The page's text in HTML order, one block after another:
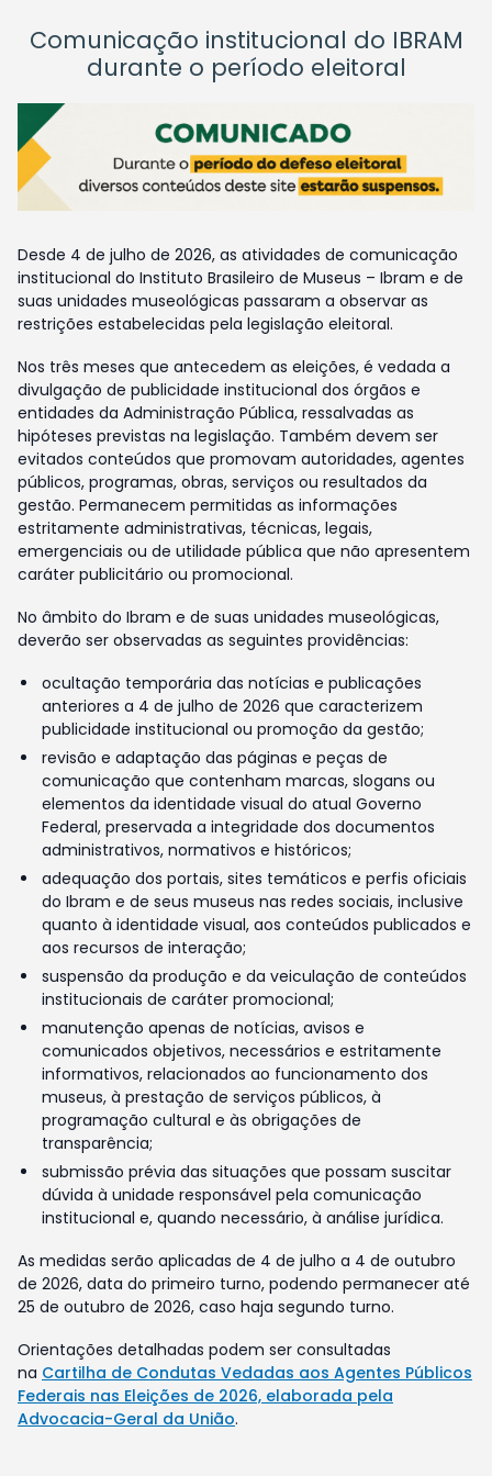
Comunicação institucional do IBRAM
durante o período eleitoral
Desde 4 de julho de 2026, as atividades de comunicação
institucional do Instituto Brasileiro de Museus – Ibram e de
suas unidades museológicas passaram a observar as
restrições estabelecidas pela legislação eleitoral.
Nos três meses que antecedem as eleições, é vedada a
divulgação de publicidade institucional dos órgãos e
entidades da Administração Pública, ressalvadas as
hipóteses previstas na legislação. Também devem ser
evitados conteúdos que promovam autoridades, agentes
públicos, programas, obras, serviços ou resultados da
gestão. Permanecem permitidas as informações
estritamente administrativas, técnicas, legais,
emergenciais ou de utilidade pública que não apresentem
caráter publicitário ou promocional.
No âmbito do Ibram e de suas unidades museológicas,
deverão ser observadas as seguintes providências:
ocultação temporária das notícias e publicações
anteriores a 4 de julho de 2026 que caracterizem
publicidade institucional ou promoção da gestão;
revisão e adaptação das páginas e peças de
comunicação que contenham marcas, slogans ou
elementos da identidade visual do atual Governo
Federal, preservada a integridade dos documentos
administrativos, normativos e históricos;
adequação dos portais, sites temáticos e perfis oficiais
do Ibram e de seus museus nas redes sociais, inclusive
quanto à identidade visual, aos conteúdos publicados e
aos recursos de interação;
suspensão da produção e da veiculação de conteúdos
institucionais de caráter promocional;
manutenção apenas de notícias, avisos e
comunicados objetivos, necessários e estritamente
informativos, relacionados ao funcionamento dos
museus, à prestação de serviços públicos, à
programação cultural e às obrigações de
transparência;
submissão prévia das situações que possam suscitar
dúvida à unidade responsável pela comunicação
institucional e, quando necessário, à análise jurídica.
As medidas serão aplicadas de 4 de julho a 4 de outubro
de 2026, data do primeiro turno, podendo permanecer até
25 de outubro de 2026, caso haja segundo turno.
Orientações detalhadas podem ser consultadas
na Cartilha de Condutas Vedadas aos Agentes Públicos
Federais nas Eleições de 2026, elaborada pela
Advocacia-Geral da União.